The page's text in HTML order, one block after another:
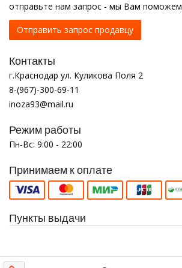
отправьте нам запрос - мы Вам поможем
Отправить запрос продавцу
Контакты
г.Краснодар ул. Куликова Поля 2
8-(967)-300-69-11
inoza93@mail.ru
Режим работы
Пн-Вс: 9:00 - 22:00
Принимаем к оплате
Пункты выдачи